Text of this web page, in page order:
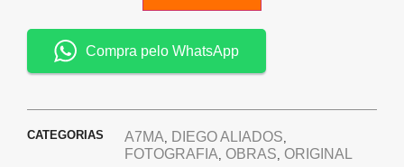
Compra pelo WhatsApp
CATEGORIAS A7MA, DIEGO ALIADOS,
FOTOGRAFIA, OBRAS, ORIGINAL